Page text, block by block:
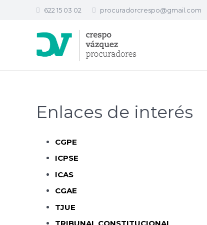
622 15 03 02 procuradorcrespo@gmail.com
Enlaces de interés
CGPE
ICPSE
ICAS
CGAE
TJUE